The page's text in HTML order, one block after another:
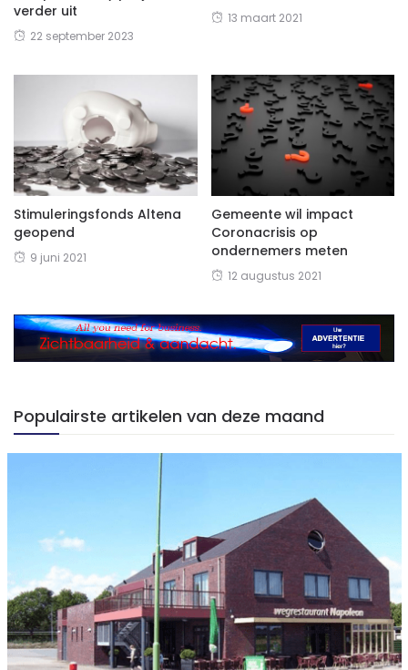
verder uit
22 september 2023
13 maart 2021
Stimuleringsfonds Altena
geopend
9 juni 2021
Gemeente wil impact
Coronacrisis op
ondernemers meten
12 augustus 2021
Populairste artikelen van deze maand